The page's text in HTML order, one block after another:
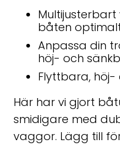
båten
Anpassa din
höj- och
Flyttbara,
Här har vi gjort
smidigare med
vaggor. Lägg till